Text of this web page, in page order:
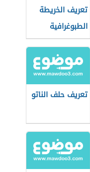
تعريف الخريطة
الطبوغرافية
تعريف حلف الناتو